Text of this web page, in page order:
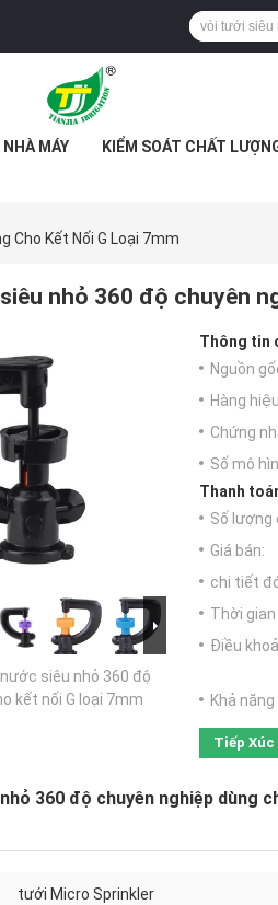
MÁY KIỂM SOÁT CHẤT
Cho Kết Nối G Loại 7mm
nhỏ 360 độ chuyên
siêu nhỏ 360 độ
kết nối G loại 7mm
Thông tin
Nguồn
Hàng
Chứng
Số mô
Thanh
Số lượng
Giá bán:
chi tiết
Thời gian
Điều
Khả
Tiếp Xúc
360 độ chuyên nghiệp dùng
tưới Micro Sprinkler